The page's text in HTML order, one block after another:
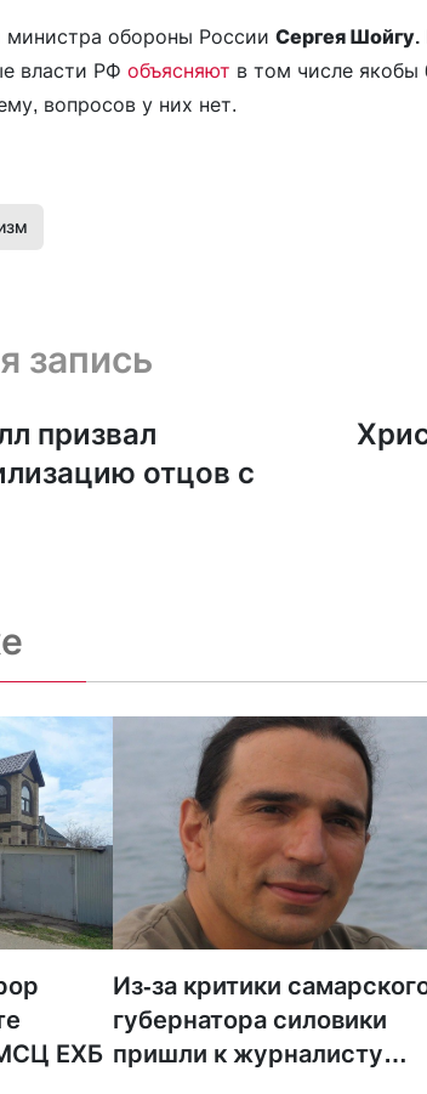
министра обороны России Сергея Шойгу.
власти РФ объясняют в том числе якобы
вопросов у них нет.
запись
запись
призвал
отцов с
ЕХБ
Из-за критики
губернатора силовики
пришли к журналисту